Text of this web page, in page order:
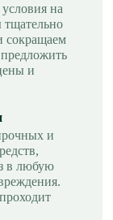
на
тщательно
сокращаем
и
и
в любую